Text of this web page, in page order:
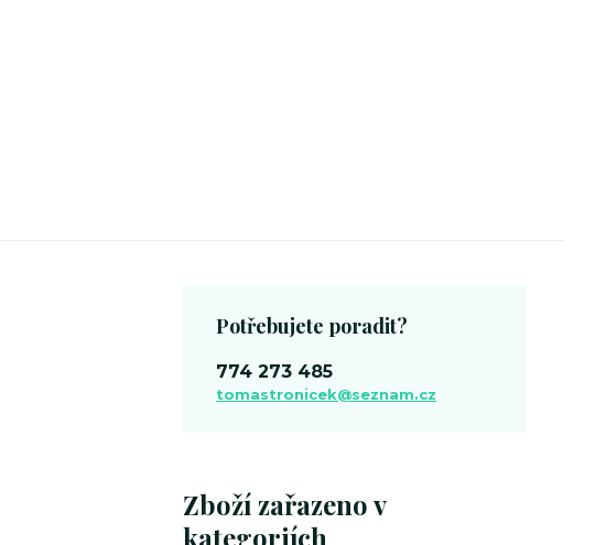
Zboží zařazeno v
kategoriích
Potřebujete poradit?
774 273 485
tomastronicek@seznam.cz